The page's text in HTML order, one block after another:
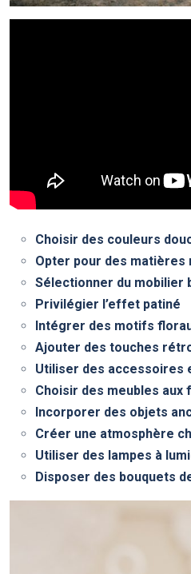
Choisir des couleurs
Opter pour des matières
Sélectionner du mobilier
Privilégier l’effet patiné
Intégrer des motifs
Ajouter des touches
Utiliser des accessoires
Choisir des meubles
Incorporer des objets
Créer une atmosphère
Utiliser des lampes à
Disposer des bouquets